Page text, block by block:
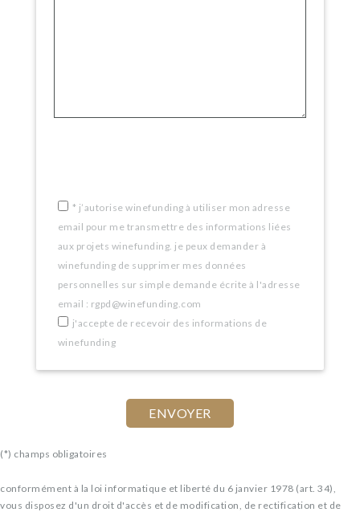
* j’autorise winefunding à utiliser mon adresse
email pour me transmettre des informations liées
aux projets winefunding. je peux demander à
winefunding de supprimer mes données
personnelles sur simple demande écrite à l'adresse
email : rgpd@winefunding.com
j'accepte de recevoir des informations de
winefunding
(*) champs obligatoires
conformément à la loi informatique et liberté du 6 janvier 1978 (art. 34),
vous disposez d'un droit d'accès et de modification, de rectification et de